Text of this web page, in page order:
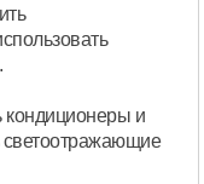
кондиционеры и
светоотражающие